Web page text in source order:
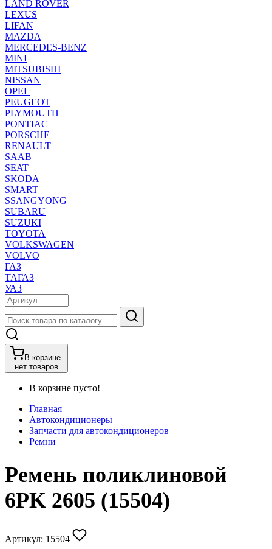
LAND ROVER
LEXUS
LIFAN
MAZDA
MERCEDES-BENZ
MINI
MITSUBISHI
NISSAN
OPEL
PEUGEOT
PLYMOUTH
PONTIAC
PORSCHE
RENAULT
SAAB
SEAT
SKODA
SMART
SSANGYONG
SUBARU
SUZUKI
TOYOTA
VOLKSWAGEN
VOLVO
ГАЗ
ТАГАЗ
УАЗ
В корзине
нет товаров
В корзине пусто!
Главная
Автокондиционеры
Запчасти для автокондиционеров
Ремни
Ремень поликлиновой
6PK 2605 (15504)
Артикул: 15504